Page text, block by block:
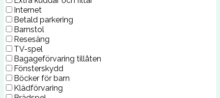
Internet
Betald parkering
Barnstol
Resesäng
TV-spel
Bagageförvaring tillåten
Fönsterskydd
Böcker för barn
Klädförvaring